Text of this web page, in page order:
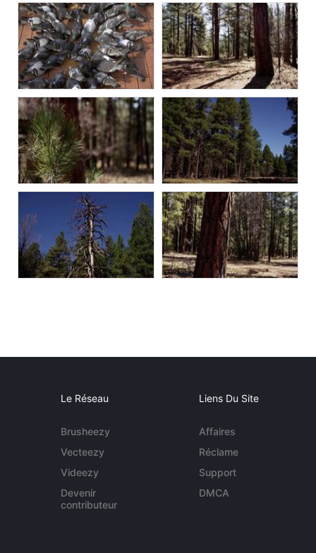
Le Réseau
Brusheezy
Vecteezy
Videezy
Devenir
contributeur
Liens Du Site
Affaires
Réclame
Support
DMCA